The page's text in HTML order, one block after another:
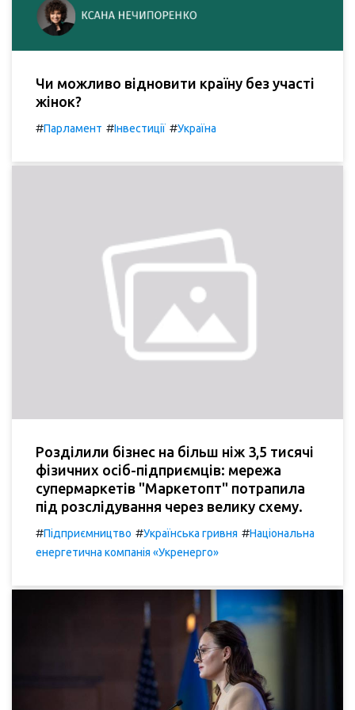
Чи можливо відновити країну без участі
жінок?
#Парламент #Інвестиції #Україна
Розділили бізнес на більш ніж 3,5 тисячі
фізичних осіб-підприємців: мережа
супермаркетів "Маркетопт" потрапила
під розслідування через велику схему.
#Підприємництво #Українська гривня #Національна
енергетична компанія «Укренерго»